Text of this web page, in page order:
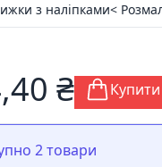
з наліпками<
₴ Купити
2 товари